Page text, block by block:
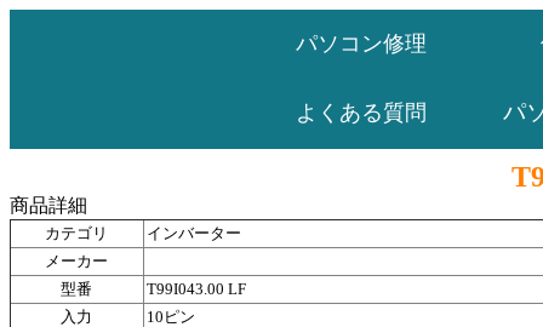
パソコン修理
よくある質問 パ
商品詳細
カテゴリ
インバーター
メーカー
型番
T99I043.00 LF
入力
10ピン